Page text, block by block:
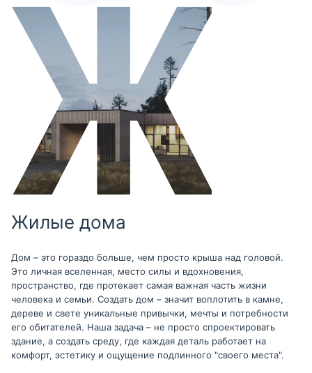
Жилые дома
Дом – это гораздо больше, чем просто крыша над головой.
Это личная вселенная, место силы и вдохновения,
пространство, где протекает самая важная часть жизни
человека и семьи. Создать дом – значит воплотить в камне,
дереве и свете уникальные привычки, мечты и потребности
его обитателей. Наша задача – не просто спроектировать
здание, а создать среду, где каждая деталь работает на
комфорт, эстетику и ощущение подлинного "своего места".